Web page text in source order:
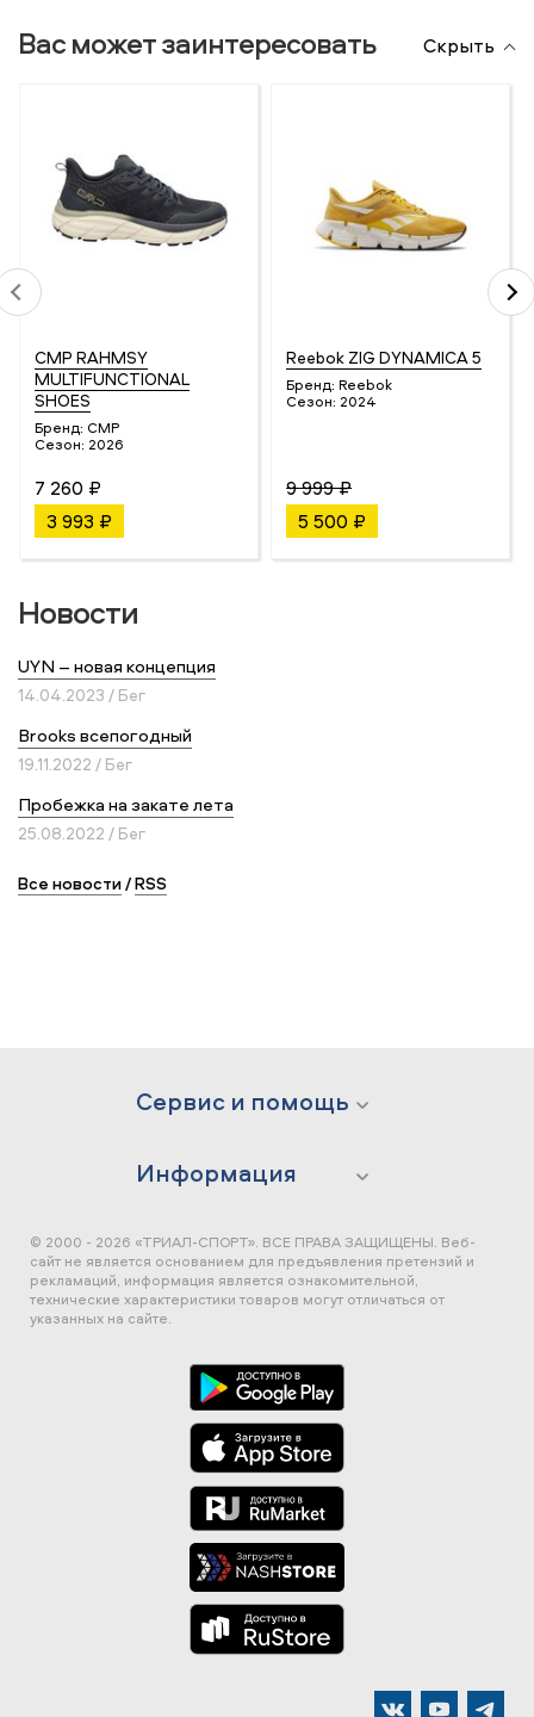
Вас может заинтересовать Скрыть
CMP RAHMSY
MULTIFUNCTIONAL
SHOES
Бренд: CMP
Сезон: 2026
7 260 ₽
3 993 ₽
Reebok ZIG DYNAMICA 5
Бренд: Reebok
Сезон: 2024
9 999 ₽
5 500 ₽
Новости
UYN – новая концепция
14.04.2023 / Бег
Brooks всепогодный
19.11.2022 / Бег
Пробежка на закате лета
25.08.2022 / Бег
Все новости/RSS
Сервис и помощь
Информация
© 2000 - 2026 «ТРИАЛ-СПОРТ». ВСЕ ПРАВА ЗАЩИЩЕНЫ. Веб-
сайт не является основанием для предъявления претензий и
рекламаций, информация является ознакомительной,
технические характеристики товаров могут отличаться от
указанных на сайте.